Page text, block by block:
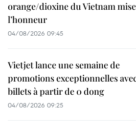
orange/dioxine du Vietnam
l’honneur
04/08/2026 09:45
Vietjet lance une semaine de
promotions exceptionnelles
billets à partir de 0 dong
04/08/2026 09:25